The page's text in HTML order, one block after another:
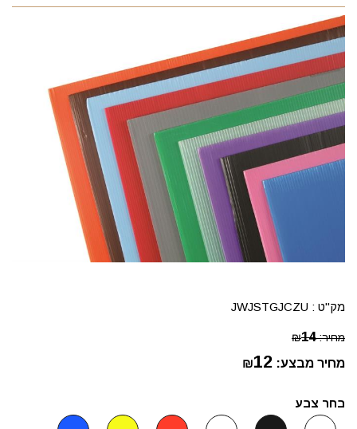
מק"ט : JWJSTGJCZU
מחיר: ₪14
מחיר מבצע: ₪12
בחר צבע